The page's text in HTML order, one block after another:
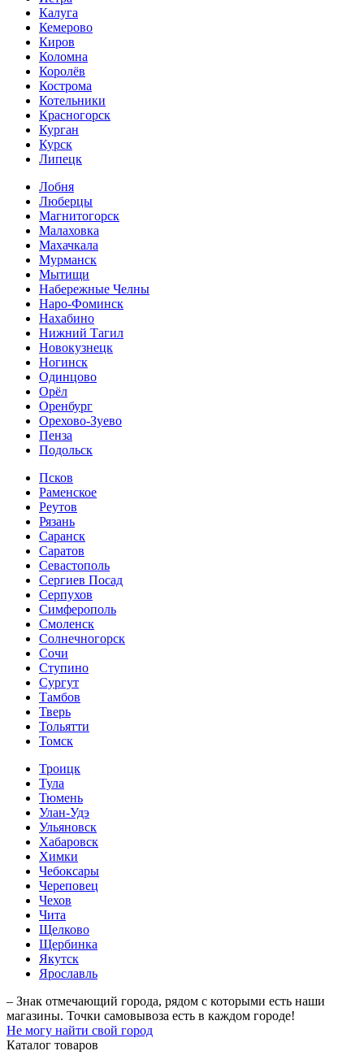
Калуга
Кемерово
Киров
Коломна
Королёв
Кострома
Котельники
Красногорск
Курган
Курск
Липецк
Лобня
Люберцы
Магнитогорск
Малаховка
Махачкала
Мурманск
Мытищи
Набережные Челны
Наро-Фоминск
Нахабино
Нижний Тагил
Новокузнецк
Ногинск
Одинцово
Орёл
Оренбург
Орехово-Зуево
Пенза
Подольск
Псков
Раменское
Реутов
Рязань
Саранск
Саратов
Севастополь
Сергиев Посад
Серпухов
Симферополь
Смоленск
Солнечногорск
Сочи
Ступино
Сургут
Тамбов
Тверь
Тольятти
Томск
Троицк
Тула
Тюмень
Улан-Удэ
Ульяновск
Хабаровск
Химки
Чебоксары
Череповец
Чехов
Чита
Щелково
Щербинка
Якутск
Ярославль
– Знак отмечающий города, рядом с которыми есть наши
магазины. Точки самовывоза есть в каждом городе!
Не могу найти свой город
Каталог товаров